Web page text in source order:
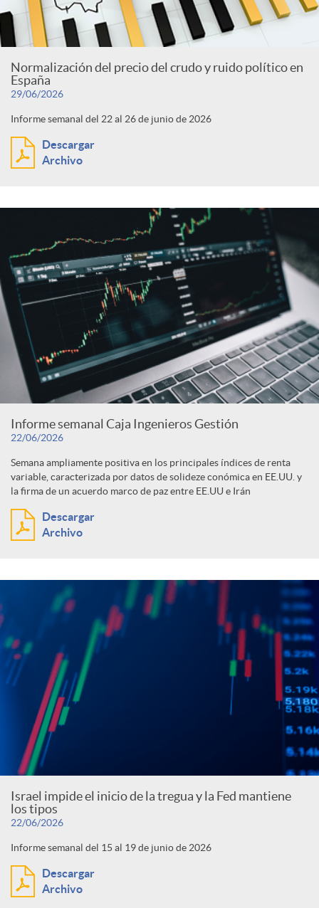
Normalización del precio del crudo y ruido político en
España
29/06/2026
Informe semanal del 22 al 26 de junio de 2026
Descargar
Archivo
Informe semanal Caja Ingenieros Gestión
22/06/2026
Semana ampliamente positiva en los principales índices de renta
variable, caracterizada por datos de solideze conómica en EE.UU. y
la firma de un acuerdo marco de paz entre EE.UU e Irán
Descargar
Archivo
Israel impide el inicio de la tregua y la Fed mantiene
los tipos
22/06/2026
Informe semanal del 15 al 19 de junio de 2026
Descargar
Archivo